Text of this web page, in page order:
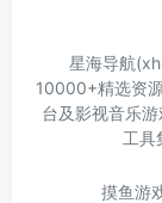
星海导航
10000+精选资
台及影视音乐
工具
摸鱼游